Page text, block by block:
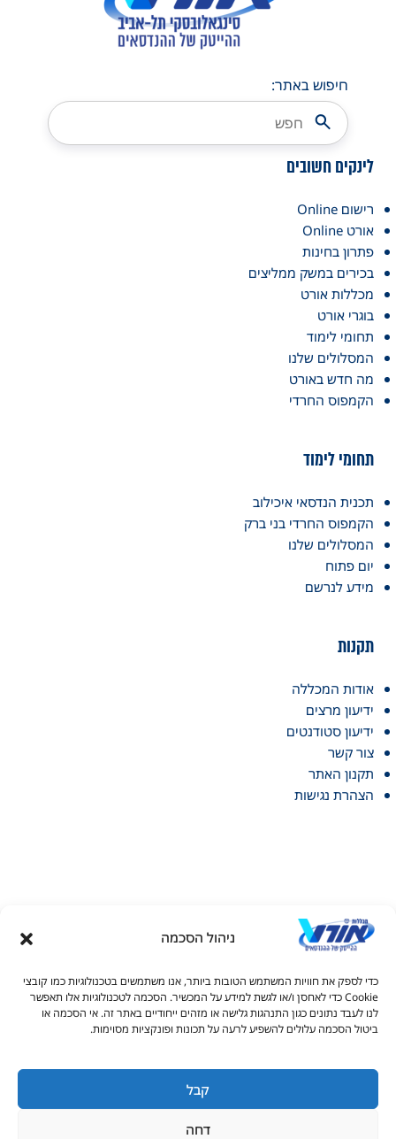
ניהול הסכמה
כדי לספק את חוויות המשתמש הטובות ביותר, אנו משתמשים בטכנולוגיות כמו קובצי
Cookie כדי לאחסן ו/או לגשת למידע על המכשיר. הסכמה לטכנולוגיות אלו תאפשר
לנו לעבד נתונים כגון התנהגות גלישה או מזהים ייחודיים באתר זה. אי הסכמה או
ביטול הסכמה עלולים להשפיע לרעה על תכונות ופונקציות מסוימות.
קבל
דחה
חיפוש באתר:
לינקים חשובים
רישום Online
אורט Online
פתרון בחינות
בכירים במשק ממליצים
מכללות אורט
בוגרי אורט
תחומי לימוד
המסלולים שלנו
מה חדש באורט
הקמפוס החרדי
תחומי לימוד
תכנית הנדסאי איכילוב
הקמפוס החרדי בני ברק
המסלולים שלנו
יום פתוח
מידע לנרשם
תקנות
אודות המכללה
ידיעון מרצים
ידיעון סטודנטים
צור קשר
תקנון האתר
הצהרת נגישות
© כל הזכויות שמורות למכללות אורט 2026
s_info@ort.org.il
1-700-50-90-20
טקסט
טקסט